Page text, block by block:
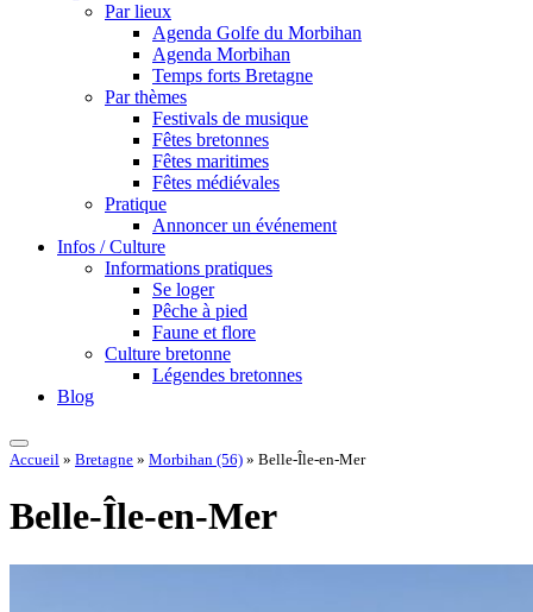
Par lieux
Agenda Golfe du Morbihan
Agenda Morbihan
Temps forts Bretagne
Par thèmes
Festivals de musique
Fêtes bretonnes
Fêtes maritimes
Fêtes médiévales
Pratique
Annoncer un événement
Infos / Culture
Informations pratiques
Se loger
Pêche à pied
Faune et flore
Culture bretonne
Légendes bretonnes
Blog
Accueil » Bretagne » Morbihan (56) » Belle-Île-en-Mer
Belle-Île-en-Mer